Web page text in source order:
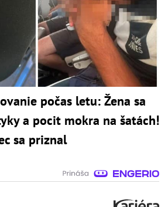
počas letu: Žena sa
a pocit mokra na šatách!
sa priznal